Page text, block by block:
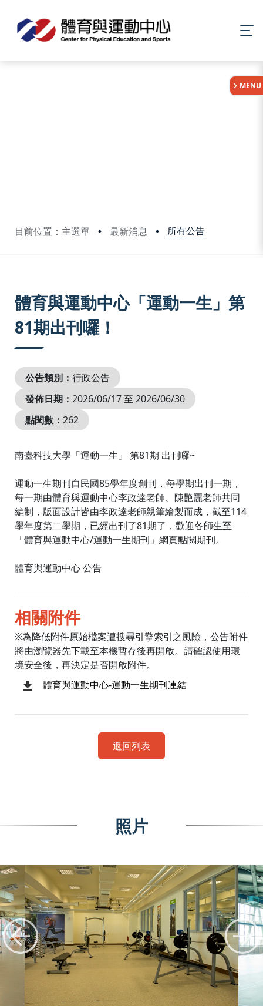
目前位置：主選單 最新消息 所有公告
MENU
體育與運動中心「運動一生」第
81期出刊囉！
公告類別： 行政公告
發佈日期： 2026/06/17 至 2026/06/30
點閱數： 262
南臺科技大學「運動一生」 第81期 出刊囉~
運動一生期刊自民國85學年度創刊，每學期出刊一期，
每一期由體育與運動中心李政達老師、陳艷麗老師共同
編制，版面設計皆由李政達老師親筆繪製而成，截至114
學年度第二學期，已經出刊了81期了，歡迎各師生至
「體育與運動中心/運動一生期刊」網頁點閱期刊。
體育與運動中心 公告
相關附件
※為降低附件原始檔案遭搜尋引擎索引之風險，公告附件
將由瀏覽器先下載至本機暫存後再開啟。請確認使用環
境安全後，再決定是否開啟附件。
體育與運動中心-運動一生期刊連結
返回列表
照片